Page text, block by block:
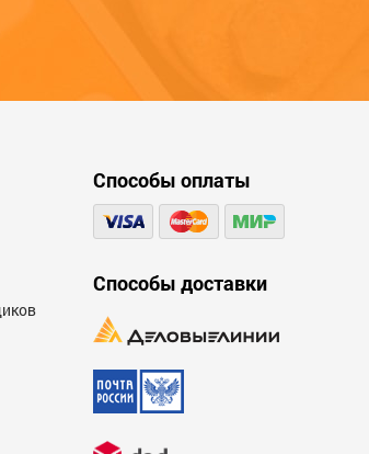
оскорбления.
Способы оплаты
Способы доставки